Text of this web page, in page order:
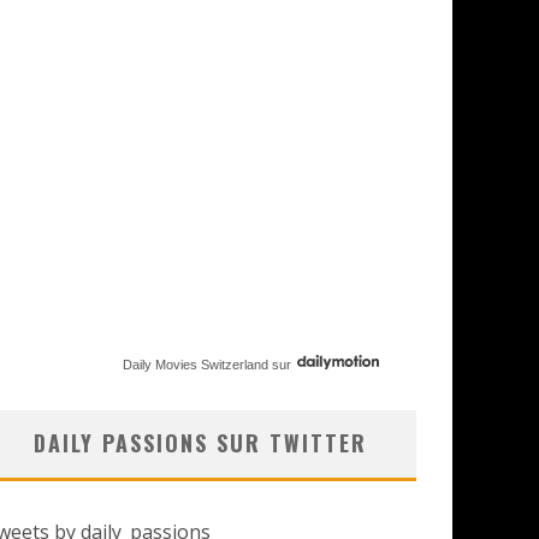
Daily Movies Switzerland sur
DAILY PASSIONS SUR TWITTER
by daily_passions